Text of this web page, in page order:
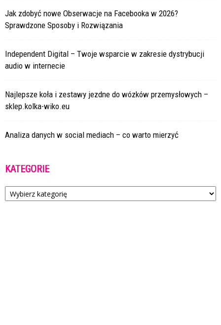
Jak zdobyć nowe Obserwacje na Facebooka w 2026?
Sprawdzone Sposoby i Rozwiązania
Independent Digital – Twoje wsparcie w zakresie dystrybucji
audio w internecie
Najlepsze koła i zestawy jezdne do wózków przemysłowych –
sklep.kolka-wiko.eu
Analiza danych w social mediach – co warto mierzyć
KATEGORIE
Kategorie